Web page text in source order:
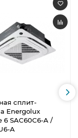
сплит-
Energolux
6 SAС60С6-A /
A